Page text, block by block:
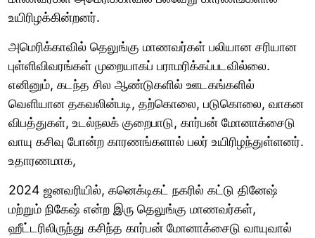
உயிரிழக்கின்றனர்.
அமெரிக்காவில் தெலுங்கு மாணவர்கள் பலியான சரியான
புள்ளிவிவரங்கள் முறையாகப் பராமரிக்கப்படவில்லை.
எனினும், கடந்த சில ஆண்டுகளில் ஊடகங்களில்
வெளியான தகவலின்படி, தற்கொலை, படுகொலை, வாகன
விபத்துகள், உடல்நலக் குறைபாடு, கார்பன் மோனாக்சைடு
வாயு கசிவு போன்ற காரணங்களால் பலர் உயிரிழந்துள்ளனர்.
உதாரணமாக,
2024 ஜனவரியில், கனெக்டிகட் நகரில் கட்டு தினேஷ்
மற்றும் நிகேஷ் என்ற இரு தெலுங்கு மாணவர்கள்,
ஹீட்டரிலிருந்து கசிந்த கார்பன் மோனாக்சைடு வாயுவால்